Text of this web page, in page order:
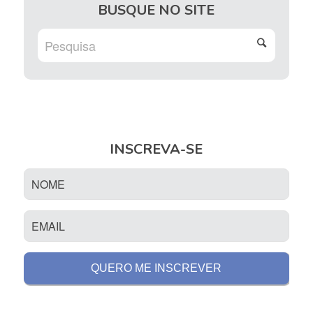
BUSQUE NO SITE
INSCREVA-SE